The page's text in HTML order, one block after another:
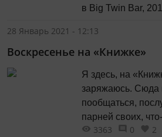
в Big Twin Bar,
28 Январь 2021 - 12:13
Воскресенье на «Книжке»
Я здесь, на
заряжаюсь. Сюда
пообщаться,
парней своих,
купить, это же
3363 0
2